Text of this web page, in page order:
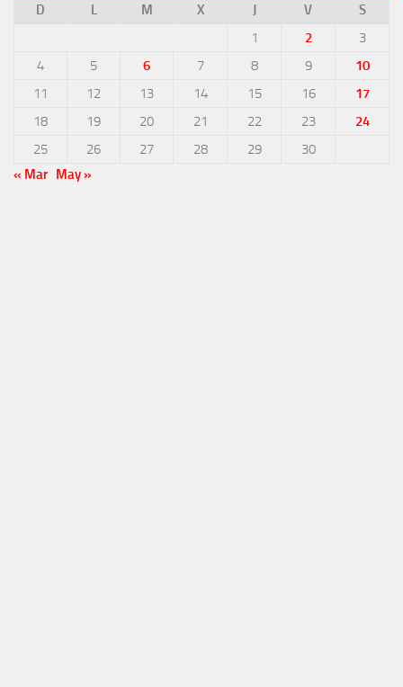
D
L M X J V
S
1
2
3
4
5 6 7 8 9
10
11
12 13 14 15 16
17
18
19 20 21 22 23
24
25
26 27 28 29
30
« Mar May »